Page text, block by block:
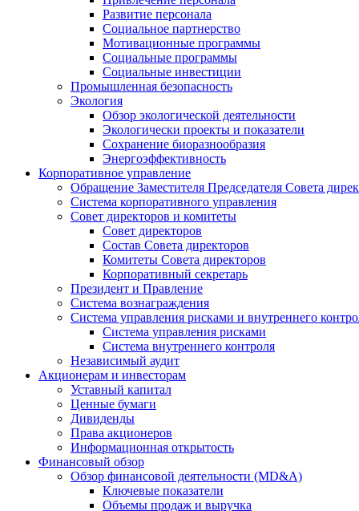
Развитие персонала
Социальное партнерство
Мотивационные программы
Социальные программы
Социальные инвестиции
Промышленная безопасность
Экология
Обзор экологической деятельности
Экологически проекты и показатели
Сохранение биоразнообразия
Энергоэффективность
Корпоративное управление
Обращение Заместителя Председателя Совета
Система корпоративного управления
Совет директоров и комитеты
Совет директоров
Состав Совета директоров
Комитеты Совета директоров
Корпоративный секретарь
Президент и Правление
Система вознаграждения
Система управления рисками и внутреннего
Система управления рисками
Система внутреннего контроля
Независимый аудит
Акционерам и инвесторам
Уставный капитал
Ценные бумаги
Дивиденды
Права акционеров
Информационная открытость
Финансовый обзор
Обзор финансовой деятельности (MD&A)
Ключевые показатели
Объемы продаж и выручка